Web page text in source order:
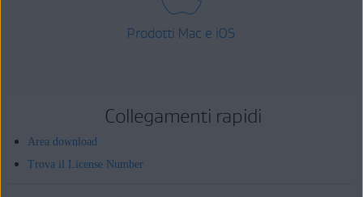
Prodotti Mac e iOS
Collegamenti rapidi
Area download
Trova il License Number